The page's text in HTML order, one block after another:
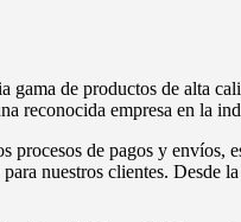
de productos de alta
reconocida empresa en la
procesos de pagos y
nuestros clientes. Desde